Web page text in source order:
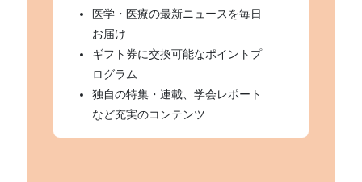
医学・医療の最新ニュースを毎日
お届け
ギフト券に交換可能なポイントプ
ログラム
独自の特集・連載、学会レポート
など充実のコンテンツ